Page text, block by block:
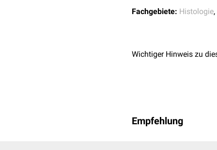
Fachgebiete: Histologie,
Wichtiger Hinweis zu
Empfehlung